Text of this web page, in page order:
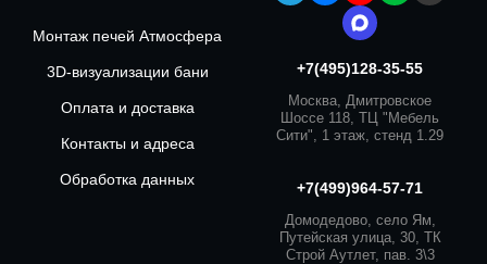
Монтаж печей Атмосфера
3D-визуализации бани
Оплата и доставка
Контакты и адреса
Обработка данных
+7(495)128-35-55
Москва, Дмитровское
Шоссе 118, ТЦ "Мебель
Сити", 1 этаж, стенд 1.29
+7(499)964-57-71
Домодедово, село Ям,
Путейская улица, 30, ТК
Строй Аутлет, пав. 3\3